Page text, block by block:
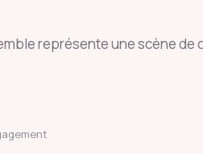
représente une scène de